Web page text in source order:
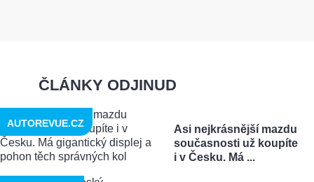
ČLÁNKY ODJINUD
Asi nejkrásnější mazdu
současnosti už koupíte
i v Česku. Má ...
AUTOREVUE.CZ